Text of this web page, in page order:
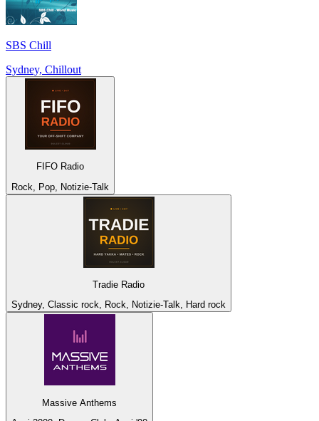
SBS Chill
Sydney, Chillout
FIFO Radio
Rock, Pop, Notizie-Talk
Tradie Radio
Sydney, Classic rock, Rock, Notizie-Talk, Hard rock
Massive Anthems